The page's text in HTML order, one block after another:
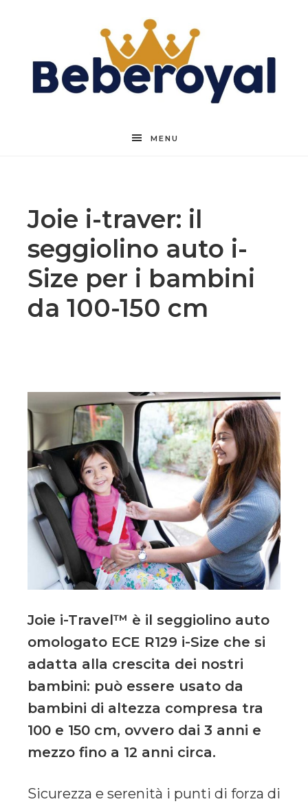
Beberoyal
MENU
Joie i-traver: il
seggiolino auto i-
Size per i bambini
da 100-150 cm
Joie i-Travel™ è il seggiolino auto
omologato ECE R129 i-Size che si
adatta alla crescita dei nostri
bambini: può essere usato da
bambini di altezza compresa tra
100 e 150 cm, ovvero dai 3 anni e
mezzo fino a 12 anni circa.
Sicurezza e serenità i punti di forza di